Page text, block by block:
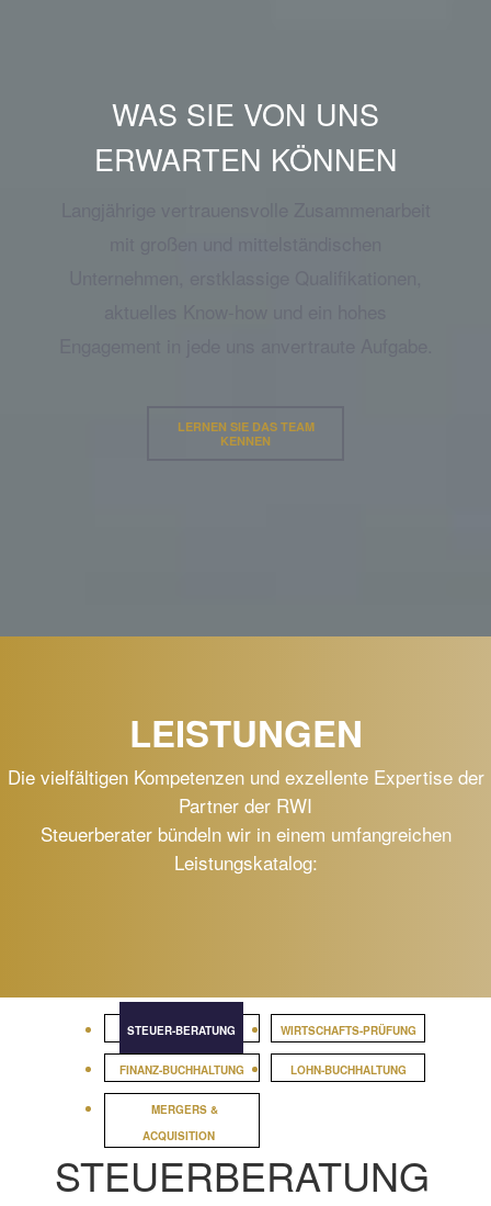
WAS SIE VON UNS
ERWARTEN KÖNNEN
LERNEN SIE DAS TEAM
KENNEN
LEISTUNGEN
Die vielfältigen Kompetenzen und exzellente Expertise der
Partner der RWI
Steuerberater bündeln wir in einem umfangreichen
Leistungskatalog:
STEUER-BERATUNG WIRTSCHAFTS-PRÜFUNG
FINANZ-BUCHHALTUNG LOHN-BUCHHALTUNG
MERGERS &
ACQUISITION
STEUERBERATUNG